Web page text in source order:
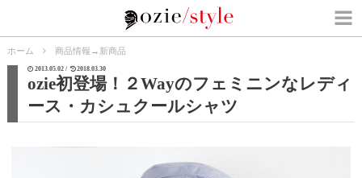
ホーム 商品情報 → 新商品
2013.05.02 / 2018.03.30
ozie初登場！２Wayのフェミニンなレディ
ース・カシュクールシャツ